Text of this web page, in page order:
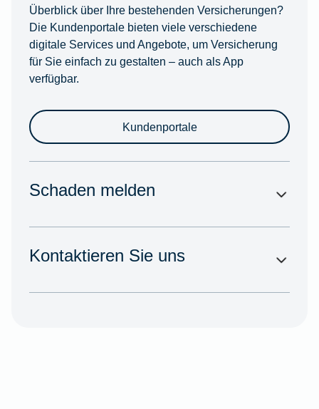
Überblick über Ihre bestehenden Versicherungen?
Die Kundenportale bieten viele verschiedene
digitale Services und Angebote, um Versicherung
für Sie einfach zu gestalten – auch als App
verfügbar.
Kundenportale
Schaden melden
Kontaktieren Sie uns